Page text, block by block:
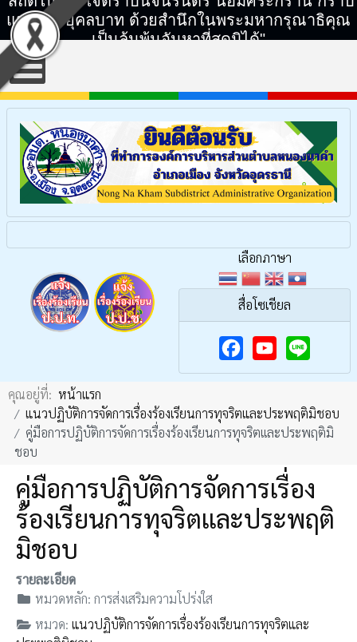
แทบพระยุคลบาท ด้วยสำนึกในพระมหากรุณาธิคุณ
เป็นล้นพ้นอันหาที่สุดมิได้"
เลือกภาษา
สื่อโซเชียล
F
c
e
o
o
Y
u
T
b
e
คุณอยู่ที่: หน้าแรก
แนวปฏิบัติการจัดการเรื่องร้องเรียนการทุจริตและประพฤติมิชอบ
คู่มือการปฏิบัติการจัดการเรื่องร้องเรียนการทุจริตเเละประพฤติมิ
ชอบ
คู่มือการปฏิบัติการจัดการเรื่อง
ร้องเรียนการทุจริตเเละประพฤติ
มิชอบ
รายละเอียด
หมวดหลัก: การส่งเสริมความโปร่งใส
หมวด: แนวปฏิบัติการจัดการเรื่องร้องเรียนการทุจริตและ